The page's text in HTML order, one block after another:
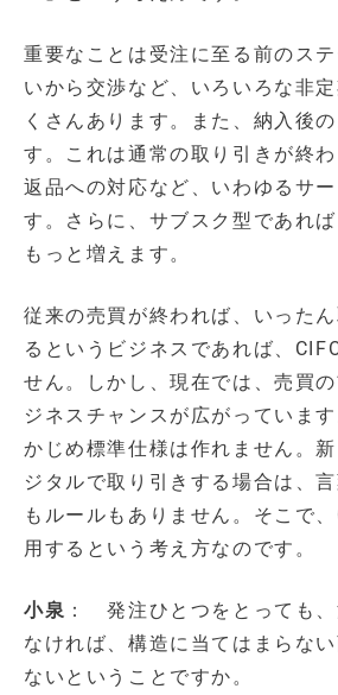
重要なことは受注に至る前のス
いから交渉など、いろいろな非
くさんあります。また、納入後
す。これは通常の取り引きが終
返品への対応など、いわゆるサ
す。さらに、サブスク型であれ
もっと増えます。
従来の売買が終われば、いった
るというビジネスであれば、
せん。しかし、現在では、売買
ジネスチャンスが広がっていま
かじめ標準仕様は作れません。
ジタルで取り引きする場合は、
もルールもありません。そこで
用するという考え方なのです。
小泉 ： 発注ひとつをとっても
なければ、構造に当てはまらな
ないということですか。